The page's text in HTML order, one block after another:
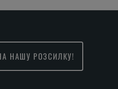
НАШУ РОЗСИЛКУ!